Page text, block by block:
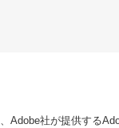
Adobe社が提供する